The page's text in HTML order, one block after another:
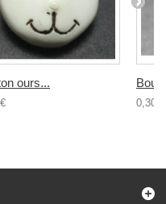
ours...
0,30 €